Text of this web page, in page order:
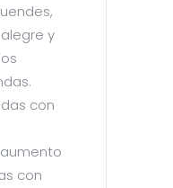
y
con
con